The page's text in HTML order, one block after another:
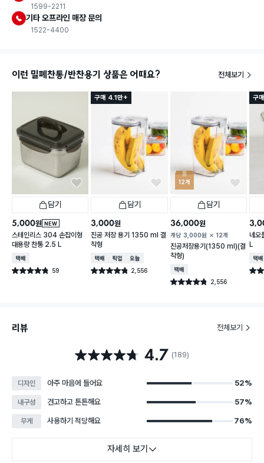
1599-2211
기타 오프라인 매장 문의
1522-4400
이런 밀폐찬통/반찬용기 상품은 어때요? 전체보기
담기
NEW
5,000원
스테인리스 304 손잡이형
대용량 찬통 2.5 L
택배배송
별점 4.8점 59
건 작성
구매 4.1만+
담기
3,000원
진공 저장 용기 1350 ml 결
착형
택배배송매장픽업오늘배송
별점 4.8점 2,556
건 작성
12개
담기
36,000원
개당 3,000원 12개
진공저장용기(1350 ml)(결
착형)
택배배송
별점 4.8점 2,556
건 작성
구
네오
L
택배
별점
리뷰 전체보기
별점 4.7점 4.7 (189)
디자인 아주 마음에 들어요 52%
내구성 견고하고 튼튼해요 57%
무게 사용하기 적당해요 76%
자세히 보기